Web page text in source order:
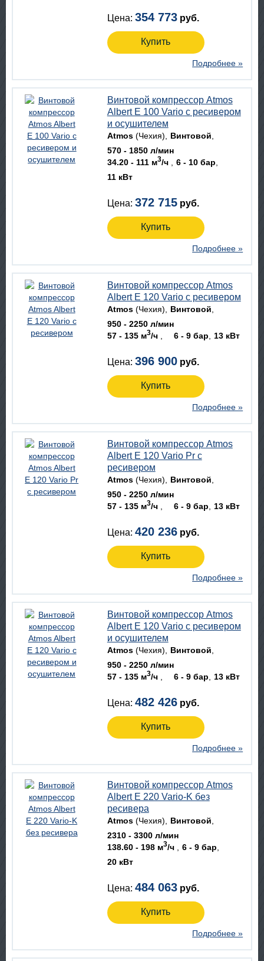
Цена: 354 773 руб.
Купить
Подробнее »
Винтовой компрессор Atmos
Albert E 100 Vario с ресивером
и осушителем
Atmos(Чехия)
Винтовой
570 - 1850 л/мин
34.20 - 111 м3/ч
6 - 10 бар
11 кВт
Цена: 372 715 руб.
Купить
Подробнее »
Винтовой компрессор Atmos
Albert E 120 Vario с ресивером
Atmos(Чехия)
Винтовой
950 - 2250 л/мин
57 - 135 м3/ч 6 - 9 бар 13 кВт
Цена: 396 900 руб.
Купить
Подробнее »
Винтовой компрессор Atmos
Albert E 120 Vario Pr с
ресивером
Atmos(Чехия)
Винтовой
950 - 2250 л/мин
57 - 135 м3/ч 6 - 9 бар 13 кВт
Цена: 420 236 руб.
Купить
Подробнее »
Винтовой компрессор Atmos
Albert E 120 Vario с ресивером
и осушителем
Atmos(Чехия)
Винтовой
950 - 2250 л/мин
57 - 135 м3/ч 6 - 9 бар 13 кВт
Цена: 482 426 руб.
Купить
Подробнее »
Винтовой компрессор Atmos
Albert E 220 Vario-K без
ресивера
Atmos(Чехия)
Винтовой
2310 - 3300 л/мин
138.60 - 198 м3/ч
6 - 9 бар
20 кВт
Цена: 484 063 руб.
Купить
Подробнее »